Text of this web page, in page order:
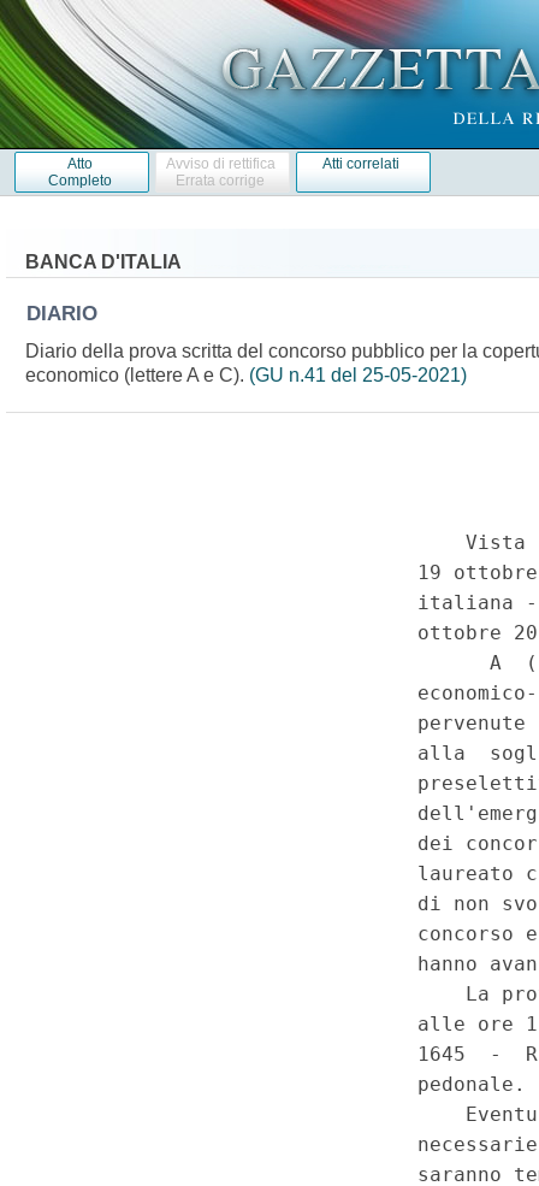
Atto
Completo
Avviso di rettifica
Errata corrige
Atti correlati
BANCA D'ITALIA
DIARIO
Diario della prova scritta del concorso pubblico per la
economico (lettere A e C). (GU n.41 del 25-05-2021)